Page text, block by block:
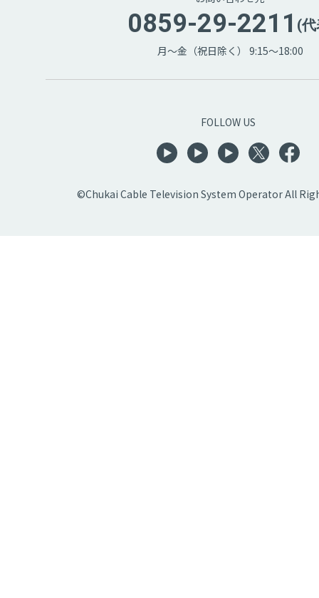
0859-29-2211 (
月～金（祝日除く） 9:15～18:00
FOLLOW US
©Chukai Cable Television System Operator All